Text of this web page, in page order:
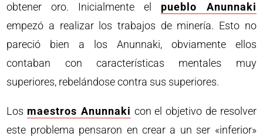
obtener oro. Inicialmente el pueblo Anunnaki
empezó a realizar los trabajos de minería. Esto no
pareció bien a los Anunnaki, obviamente ellos
contaban con características mentales muy
superiores, rebelándose contra sus superiores.
Los maestros Anunnaki con el objetivo de resolver
este problema pensaron en crear a un ser «inferior»